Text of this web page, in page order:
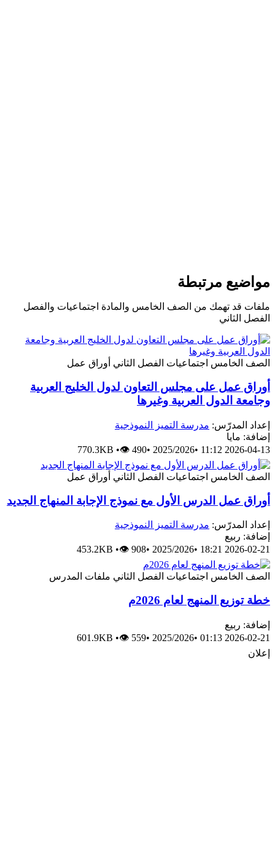
مواضيع مرتبطة
ملفات قد تهمك من الصف الخامس والمادة اجتماعيات والفصل
الفصل الثاني
الصف الخامس اجتماعيات الفصل الثاني أوراق عمل
أوراق عمل على مجلس التعاون لدول الخليج العربية
وجامعة الدول العربية وغيرها
إعداد المدرّس: مدرسة التميز النموذجية
إضافة: مايا
2026-04-13 11:12
•
2025/2026
•
770.3KB •👁 490
الصف الخامس اجتماعيات الفصل الثاني أوراق عمل
أوراق عمل الدرس الأول مع نموذج الإجابة المنهاج الجديد
إعداد المدرّس: مدرسة التميز النموذجية
إضافة: ربيع
2026-02-21 18:21
•
2025/2026
•
453.2KB •👁 908
الصف الخامس اجتماعيات الفصل الثاني ملفات المدرس
خطة توزيع المنهج لعام 2026م
إضافة: ربيع
2026-02-21 01:13
•
2025/2026
•
601.9KB •👁 559
إعلان